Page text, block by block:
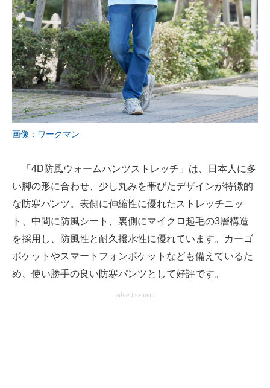
画像：ワークマン
「4D防風ウォームパンツストレッチ」は、日本人に多
い脚の形に合わせ、少し丸みを帯びたデザインが特徴的
な防寒パンツ。表側に伸縮性に優れたストレッチニッ
ト、中間に防風シート、裏側にマイクロ起毛の3層構造
を採用し、防風性と耐久撥水性に優れています。カーゴ
ポケットやスマートフォンポケットなども備えているた
め、使い勝手の良い防寒パンツとして好評です。
advertisement